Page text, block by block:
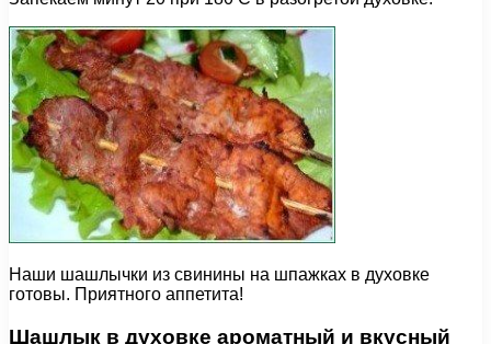
Наши шашлычки из свинины на шпажках в духовке
готовы. Приятного аппетита!
Шашлык в духовке ароматный и вкусный